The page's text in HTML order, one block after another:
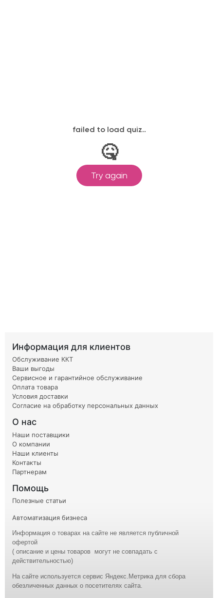
Информация для клиентов
Обслуживание ККТ
Ваши выгоды
Сервисное и гарантийное обслуживание
Оплата товара
Условия доставки
Согласие на обработку персональных данных
О нас
Наши поставщики
О компании
Наши клиенты
Контакты
Партнерам
Помощь
Полезные статьи
Автоматизация бизнеса
Информация о товарах на сайте не является публичной
офертой
( описание и цены товаров могут не совпадать с
действительностью)
На сайте используется сервис Яндекс.Метрика для сбора
обезличенных данных о посетителях сайта.